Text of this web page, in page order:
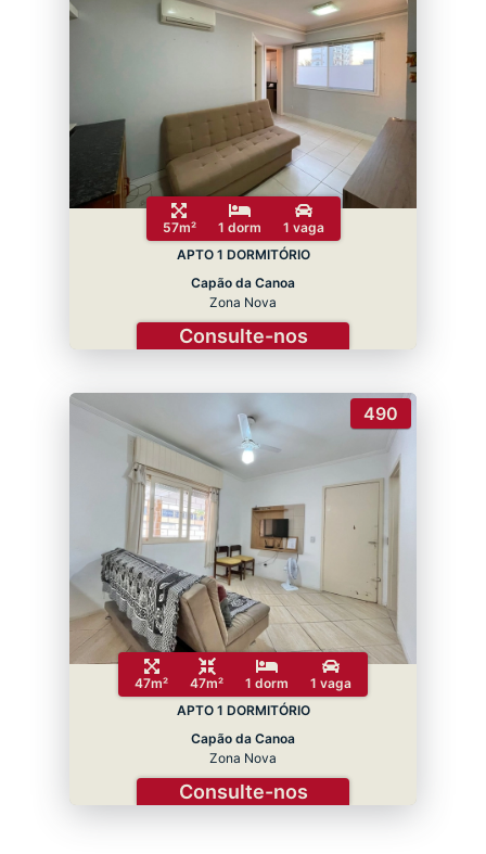
57m² 1 dorm
1 vaga
APTO 1 DORMITÓRIO
Capão da Canoa
Zona Nova
Consulte-nos
490
47m² 47m² 1 dorm
1 vaga
APTO 1 DORMITÓRIO
Capão da Canoa
Zona Nova
Consulte-nos